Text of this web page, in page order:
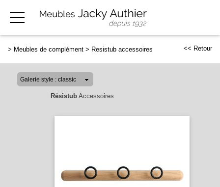
> Meubles de complément > Resistub accessoires << Retour
RésistubAccessoires